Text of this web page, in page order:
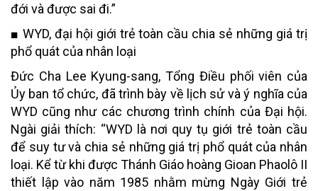
đới và được sai đi.”
■ WYD, đại hội giới trẻ toàn cầu chia sẻ những giá trị
phổ quát của nhân loại
Đức Cha Lee Kyung-sang, Tổng Điều phối viên của
Ủy ban tổ chức, đã trình bày về lịch sử và ý nghĩa của
WYD cũng như các chương trình chính của Đại hội.
Ngài giải thích: “WYD là nơi quy tụ giới trẻ toàn cầu
để suy tư và chia sẻ những giá trị phổ quát của nhân
loại. Kể từ khi được Thánh Giáo hoàng Gioan Phaolô II
thiết lập vào năm 1985 nhằm mừng Ngày Giới trẻ